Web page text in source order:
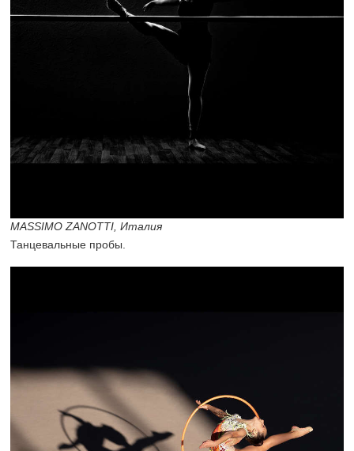
MASSIMO ZANOTTI, Италия
Танцевальные пробы.